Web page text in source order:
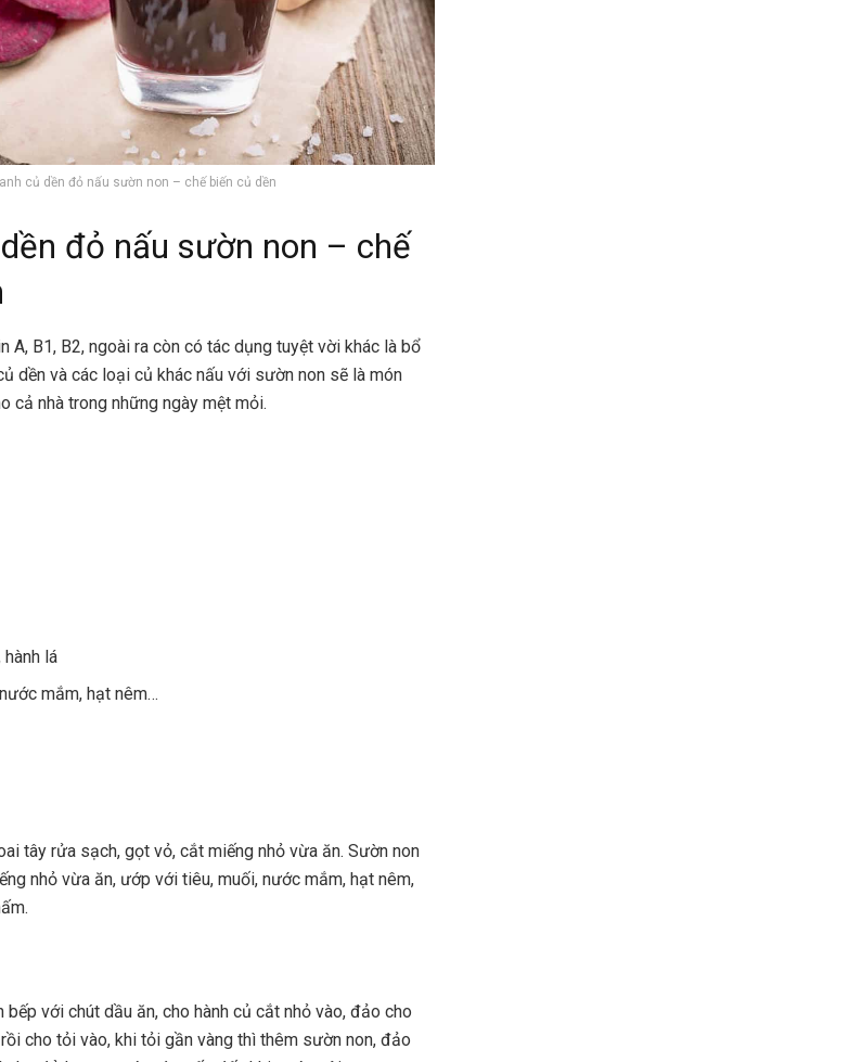
củ dền đỏ nấu sườn non – chế biến củ dền
đỏ nấu sườn non – chế
A, B1, B2, ngoài ra còn có tác dụng tuyệt vời khác là bổ
dền và các loại củ khác nấu với sườn non sẽ là món
cả nhà trong những ngày mệt mỏi.
lá
mắm, hạt nêm…
tây rửa sạch, gọt vỏ, cắt miếng nhỏ vừa ăn. Sườn non
nhỏ vừa ăn, ướp với tiêu, muối, nước mắm, hạt nêm,
bếp với chút dầu ăn, cho hành củ cắt nhỏ vào, đảo cho
cho tỏi vào, khi tỏi gần vàng thì thêm sườn non, đảo